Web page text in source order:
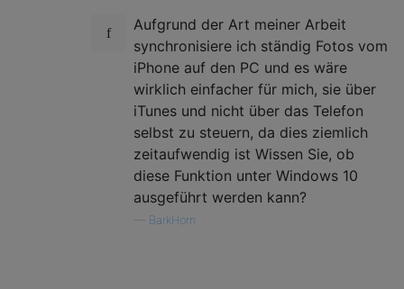
Aufgrund der Art meiner Arbeit
synchronisiere ich ständig Fotos vom
iPhone auf den PC und es wäre
wirklich einfacher für mich, sie über
iTunes und nicht über das Telefon
selbst zu steuern, da dies ziemlich
zeitaufwendig ist Wissen Sie, ob
diese Funktion unter Windows 10
ausgeführt werden kann?
BarkHorn